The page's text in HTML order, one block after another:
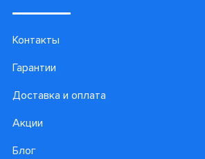
Контакты
Гарантии
Доставка и оплата
Акции
Блог